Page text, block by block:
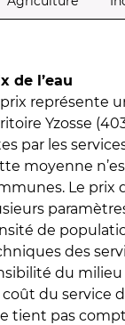
de l’eau
représente
Yzosse
par les
moyenne
Le prix
de
des
du
du service
tient pas